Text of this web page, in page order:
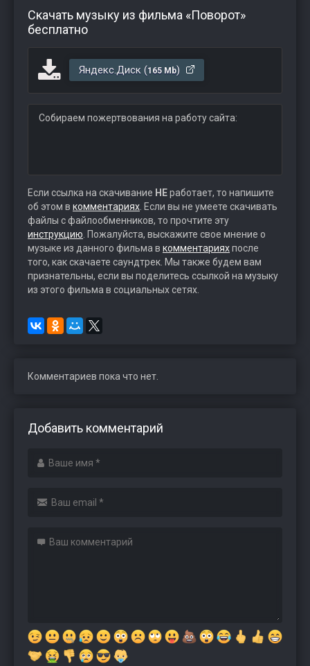
Скачать музыку из фильма «Поворот»
бесплатно
Яндекс.Диск (165 Mb)
Собираем пожертвования на работу сайта:
Если ссылка на скачивание НЕработает, то напишите
об этом в комментариях . Если вы не умеете скачивать
файлы с файлообменников, то прочтите эту
инструкцию . Пожалуйста, выскажите свое мнение о
музыке из данного фильма в комментарияхпосле
того, как скачаете саундтрек. Мы также будем вам
признательны, если вы поделитесь ссылкой на музыку
из этого фильма в социальных сетях.
Комментариев пока что нет.
Добавить комментарий